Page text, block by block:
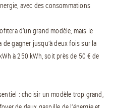
avec des consommations
d’un grand modèle, mais le
gagner jusqu’à deux fois sur la
à 250 kWh, soit près de 50 € de
: choisir un modèle trop grand,